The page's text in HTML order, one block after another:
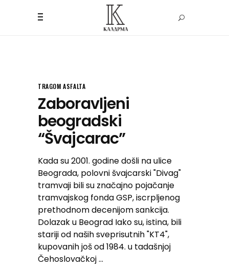
TRAGOM ASFALTA
Zaboravljeni
beogradski
“Švajcarac”
Kada su 2001. godine došli na ulice
Beograda, polovni švajcarski "Divag"
tramvaji bili su značajno pojačanje
tramvajskog fonda GSP, iscrpljenog
prethodnom decenijom sankcija.
Dolazak u Beograd Iako su, istina, bili
stariji od naših sveprisutnih "KT4",
kupovanih još od 1984. u tadašnjoj
Čehoslovačkoj